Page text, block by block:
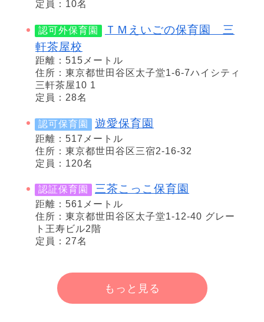
定員：10名
認可外保育園
ＴＭえいごの保育園 三
軒茶屋校
距離：515メートル
住所：東京都世田谷区太子堂1-6-7ハイシティ
三軒茶屋10 1
定員：28名
認可保育園 遊愛保育園
距離：517メートル
住所：東京都世田谷区三宿2-16-32
定員：120名
認証保育園 三茶こっこ保育園
距離：561メートル
住所：東京都世田谷区太子堂1-12-40 グレー
ト王寿ビル2階
定員：27名
もっと見る